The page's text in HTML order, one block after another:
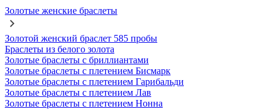
Золотые женские браслеты
Золотой женский браслет 585 пробы
Браслеты из белого золота
Золотые браслеты с бриллиантами
Золотые браслеты с плетением Бисмарк
Золотые браслеты с плетением Гарибальди
Золотые браслеты с плетением Лав
Золотые браслеты с плетением Нонна